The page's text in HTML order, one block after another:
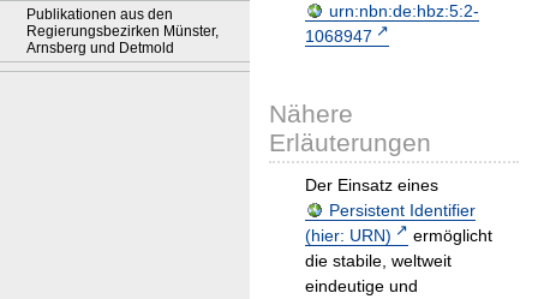
Publikationen aus den
Regierungsbezirken Münster,
Arnsberg und Detmold
urn:nbn:de:hbz:5:2-
1068947
Nähere
Erläuterungen
Der Einsatz eines
Persistent Identifier
(hier: URN)
ermöglicht
die stabile, weltweit
eindeutige und